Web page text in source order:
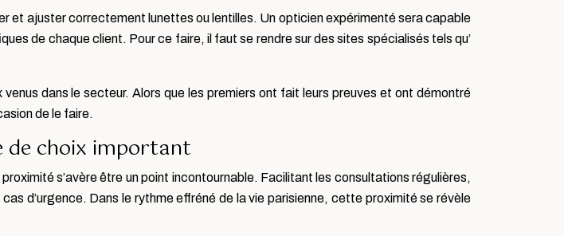
et ajuster correctement lunettes ou lentilles. Un opticien expérimenté sera capable
de chaque client. Pour ce faire, il faut se rendre sur des sites spécialisés tels qu’
dans le secteur. Alors que les premiers ont fait leurs preuves et ont démontré
de le faire.
de choix important
s’avère être un point incontournable. Facilitant les consultations régulières,
d’urgence. Dans le rythme effréné de la vie parisienne, cette proximité se révèle